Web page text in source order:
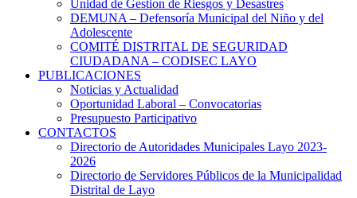
Unidad de Gestion de Riesgos y Desastres
DEMUNA – Defensoría Municipal del Niño y del
Adolescente
COMITÉ DISTRITAL DE SEGURIDAD
CIUDADANA – CODISEC LAYO
PUBLICACIONES
Noticias y Actualidad
Oportunidad Laboral – Convocatorias
Presupuesto Participativo
CONTACTOS
Directorio de Autoridades Municipales Layo 2023-
2026
Directorio de Servidores Públicos de la Municipalidad
Distrital de Layo